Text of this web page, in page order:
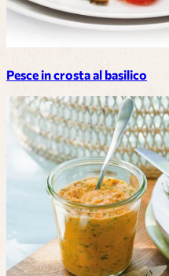
Pesce in crosta al basilico